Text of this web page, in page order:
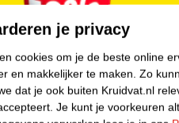
De fitnessapparaten en
veel aandacht besteedt aan
je privacy
cookies om je de beste online
en makkelijker te maken. Zo
dat je ook buiten Kruidvat.nl
Je kunt je voorkeuren